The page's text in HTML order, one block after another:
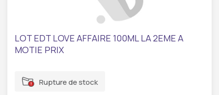
LOT EDT LOVE AFFAIRE 100ML LA 2EME A
MOTIE PRIX
Rupture de stock